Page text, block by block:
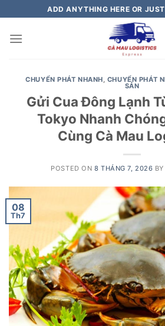
to
content
ADD ANYTHING HERE OR
CHUYỂN PHÁT NHANH, CHUYỂN PHÁT
SẢN
Gửi Cua Đông Lạnh
Tokyo Nhanh
Cùng Cà Mau
POSTED ON 8 THÁNG 7, 2026 BY
08
Th7